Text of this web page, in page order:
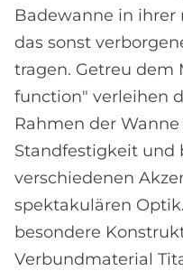
Badewanne in ihrer
das sonst
tragen. Getreu dem
function" verleihen
Rahmen der
Standfestigkeit und
verschiedenen
spektakulären
besondere
Verbundmaterial